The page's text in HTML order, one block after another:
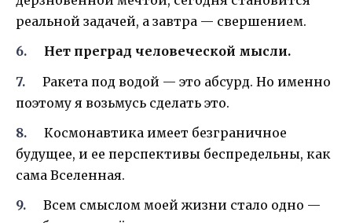
реальной задачей, а завтра — свершением.
Нет преград человеческой мысли.
Ракета под водой — это абсурд. Но именно
поэтому я возьмусь сделать это.
Космонавтика имеет безграничное
будущее, и ее перспективы беспредельны, как
сама Вселенная.
Всем смыслом моей жизни стало одно —